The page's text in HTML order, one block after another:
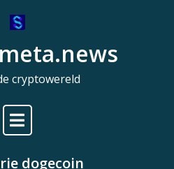
cryptowereld
dogecoin